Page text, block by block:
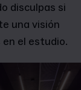
disculpas si
una visión
el estudio.